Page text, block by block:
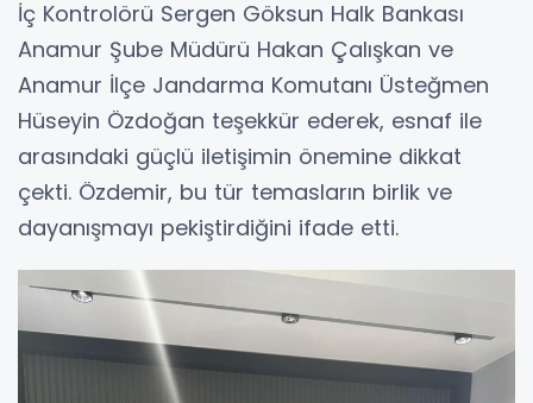
İç Kontrolörü Sergen Göksun Halk Bankası
Anamur Şube Müdürü Hakan Çalışkan ve
Anamur İlçe Jandarma Komutanı Üsteğmen
Hüseyin Özdoğan teşekkür ederek, esnaf ile
arasındaki güçlü iletişimin önemine dikkat
çekti. Özdemir, bu tür temasların birlik ve
dayanışmayı pekiştirdiğini ifade etti.